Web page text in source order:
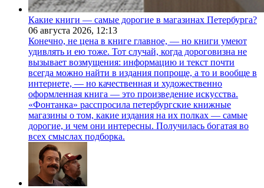
Какие книги — самые дорогие в магазинах Петербурга?
06 августа 2026, 12:13
Конечно, не цена в книге главное, — но книги умеют
удивлять и ею тоже. Тот случай, когда дороговизна не
вызывает возмущения: информацию и текст почти
всегда можно найти в издания попроще, а то и вообще в
интернете, — но качественная и художественно
оформленная книга — это произведение искусства.
«Фонтанка» расспросила петербургские книжные
магазины о том, какие издания на их полках — самые
дорогие, и чем они интересны. Получилась богатая во
всех смыслах подборка.